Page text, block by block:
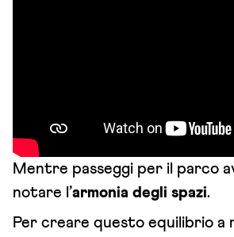
Mentre passeggi per il parco
notare l’armonia degli spazi.
Per creare questo equilibrio a